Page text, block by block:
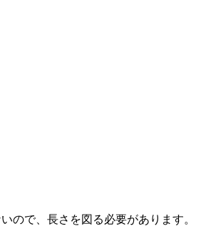
ので、長さを図る必要があります。